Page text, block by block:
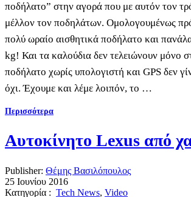
ποδήλατο” στην αγορά που με αυτόν τον
μέλλον τον ποδηλάτων. Ομολογουμένως
πολύ ωραίο αισθητικά ποδήλατο και
kg! Και τα καλούδια δεν τελειώνουν μόνο
ποδήλατο χωρίς υπολογιστή και GPS δεν
όχι. Έχουμε και λέμε λοιπόν, το …
Περισσότερα
Αυτοκίνητο Lexus από
Publisher: Θέμης Βασιλόπουλος
25 Ιουνίου 2016
Κατηγορία : Tech News, Video